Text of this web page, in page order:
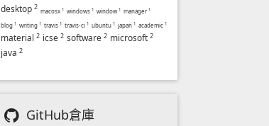
desktop 2 macosx 1 windows 1 window 1 manager 1
blog 1 writing 1 travis 1 travis-ci 1 ubuntu 1 japan 1 academic 1
material 2 icse 2 software 2 microsoft 2
java 2
GitHub倉庫